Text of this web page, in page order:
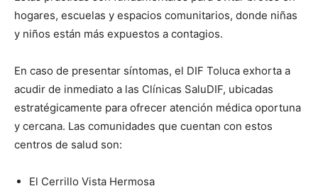
hogares, escuelas y espacios comunitarios, donde niñas
y niños están más expuestos a contagios.
En caso de presentar síntomas, el DIF Toluca exhorta a
acudir de inmediato a las Clínicas SaluDIF, ubicadas
estratégicamente para ofrecer atención médica oportuna
y cercana. Las comunidades que cuentan con estos
centros de salud son:
El Cerrillo Vista Hermosa